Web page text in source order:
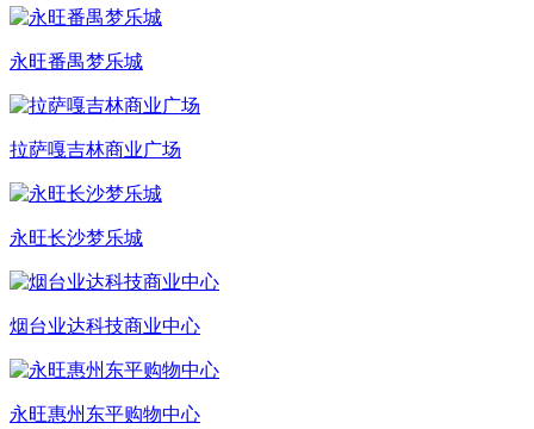
永旺番禺梦乐城
拉萨嘎吉林商业广场
永旺长沙梦乐城
烟台业达科技商业中心
永旺惠州东平购物中心